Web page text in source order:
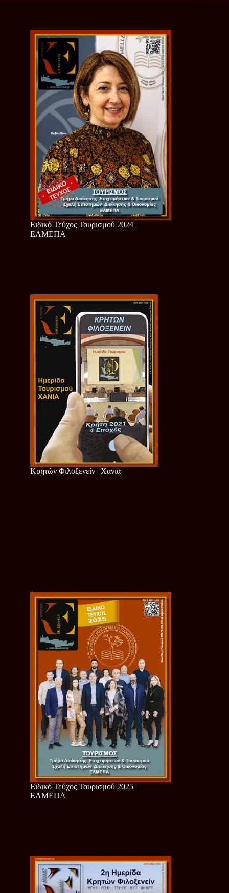
Ειδικό Τεύχος Τουρισμού 2024 |
ΕΛΜΕΠΑ
Κρητών Φιλοξενείν | Χανιά
Ειδικό Τεύχος Τουρισμού 2025 |
ΕΛΜΕΠΑ